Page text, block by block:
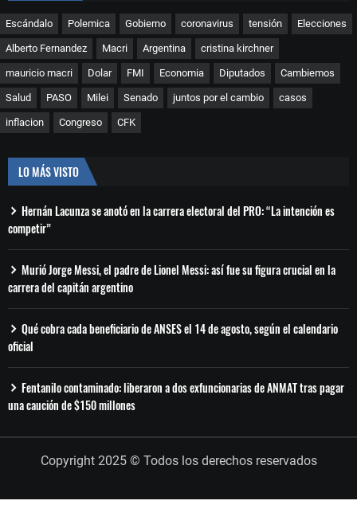
Escándalo Polemica Gobierno coronavirus tensión Elecciones
Alberto Fernandez Macri Argentina cristina kirchner
mauricio macri Dolar FMI Economia Diputados Cambiemos
Salud PASO Milei Senado juntos por el cambio casos
inflacion Congreso CFK
LO MÁS VISTO
Hernán Lacunza se anotó en la carrera electoral del PRO: “La intención es
competir”
Murió Jorge Messi, el padre de Lionel Messi: así fue su figura crucial en la
carrera del capitán argentino
Qué cobra cada beneficiario de ANSES el 14 de agosto, según el calendario
oficial
Fentanilo contaminado: liberaron a dos exfuncionarias de ANMAT tras pagar
una caución de $150 millones
Copyright 2025 © Todos los derechos reservados